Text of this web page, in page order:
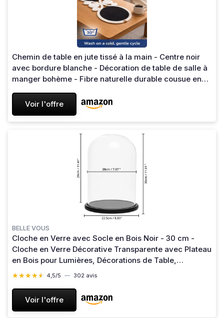
Chemin de table en jute tissé à la main - Centre noir
avec bordure blanche - Décoration de table de salle à
manger bohème - Fibre naturelle durable cousue en
Blanc, Milieu, Noir 30x70
Voir l'offre
BELLE VOUS
Cloche en Verre avec Socle en Bois Noir - 30 cm -
Cloche en Verre Décorative Transparente avec Plateau
en Bois pour Lumières, Décorations de Table,
Antiquités
★★★★★
★★★★★ 4,5/5 — 302 avis
Voir l'offre